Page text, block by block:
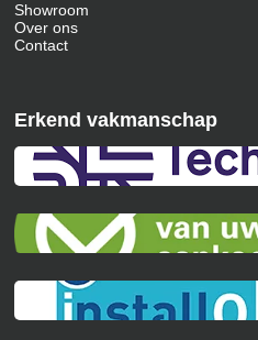
Showroom
Over ons
Contact
Erkend vakmanschap